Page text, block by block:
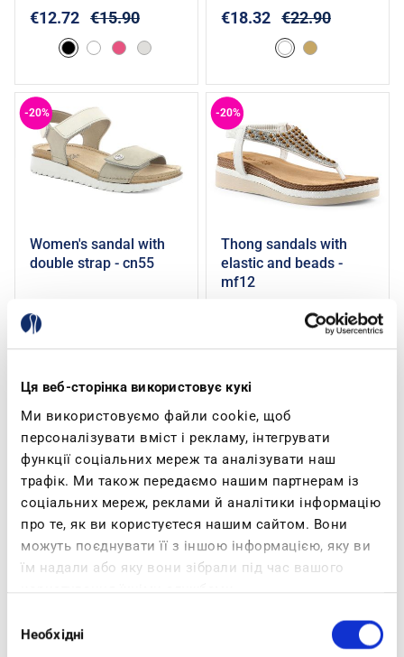
Ця веб-сторінка використовує кукі
Ми використовуємо файли cookie, щоб
персоналізувати вміст і рекламу, інтегрувати
функції соціальних мереж та аналізувати наш
трафік. Ми також передаємо нашим партнерам із
соціальних мереж, реклами й аналітики інформацію
про те, як ви користуєтеся нашим сайтом. Вони
можуть поєднувати її з іншою інформацією, яку ви
їм надали або яку вони зібрали під час вашого
згоди
Необхідні
€12.72 €15.90 €18.32 €22.90
-20%
Add to cart
women's sandal with
double strap - cn55
€27.92
-20%
Add to cart
thong sandals with
elastic and beads -
mf12
€37.50
-20%
Add to cart
technical fabric
sandals hook-and-loop
€23.92
Add to cart
slip-on sandals in
technical fabric - tt31